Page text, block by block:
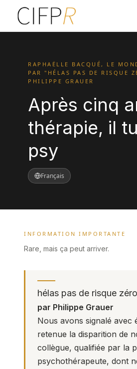
RAPHAËLLE BACQUÉ, LE
PAR "HÉLAS PAS DE RISQUE
PHILIPPE GRAUER
Après cinq
thérapie, il
psy
Français
INFORMATION IMPORTANTE
Rare, mais ça peut arriver.
hélas pas de risque zéro
par Philippe Grauer
Nous avons signalé avec
retenue la disparition de
collègue, qualifiée par la
psychothérapeute, dont